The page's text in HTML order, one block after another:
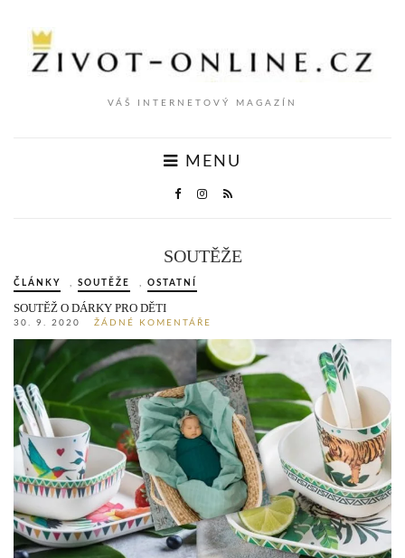
VÁŠ INTERNETOVÝ MAGAZÍN
MENU
SOUTĚŽE
ČLÁNKY SOUTĚŽE OSTATNÍ
SOUTĚŽ O DÁRKY PRO DĚTI
30. 9. 2020 ŽÁDNÉ KOMENTÁŘE